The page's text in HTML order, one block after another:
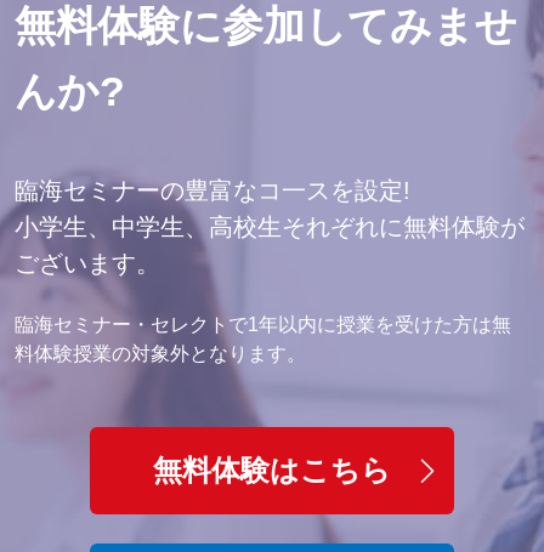
無料体験に参加してみませ
んか?
臨海セミナーの豊富なコ一スを設定!
小学生、中学生、高校生それぞれに無料体験が
ございます。
臨海セミナー・セレクトで1年以内に授業を受けた方は無
料体験授業の対象外となります。
無料体験はこちら